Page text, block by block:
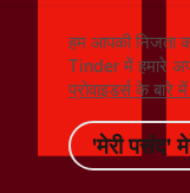
हम आपकी निजता
Tinder में हमारे
प्रोवाइडर्स के बारे
'मेरी पसंद'